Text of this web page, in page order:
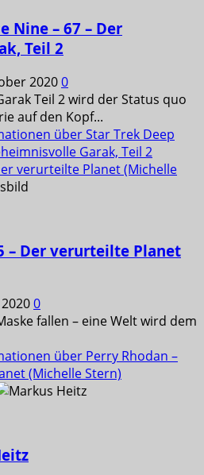
Nine – 67 – Der
Teil 2
20200
Teil 2 wird der Status quo
auf den Kopf...
über Star Trek Deep
Garak, Teil 2
verurteilte Planet (Michelle
– Der verurteilte Planet
0
fallen – eine Welt wird dem
über Perry Rhodan –
(Michelle Stern)